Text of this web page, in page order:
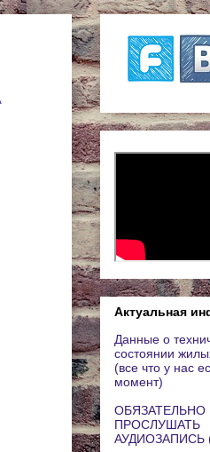
Актуальная
Данные о
состоянии
(все что у нас
момент)
ОБЯЗАТЕЛЬНО
ПРОСЛУШАТЬ
АУДИОЗАПИСЬ